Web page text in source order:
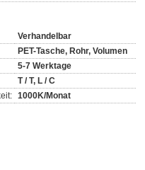
Verhandelbar
PET-Tasche, Rohr, Volumen
5-7 Werktage
T / T, L / C
1000K/Monat